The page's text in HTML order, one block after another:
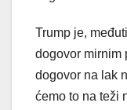
Trump je,
dogovor mirnim
dogovor na lak
ćemo to na teži